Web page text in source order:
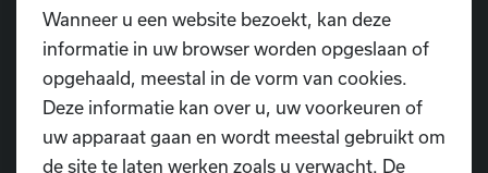
🌟 Steun onze musical!
Met elke bestelling steun je rechtstreeks onze
productie vanDe Drie Biggetjes— een
hartverwarmend verhaal vol muziek, dans en plezier.
Wanneer u een website bezoekt, kan deze
informatie in uw browser worden opgeslaan of
opgehaald, meestal in de vorm van cookies.
Deze informatie kan over u, uw voorkeuren of
uw apparaat gaan en wordt meestal gebruikt om
de site te laten werken zoals u verwacht. De